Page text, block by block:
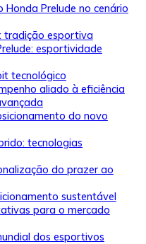
Prelude no cenário
tradição esportiva
esportividade
tecnológico
aliado à eficiência
do novo
tecnologias
do prazer ao
sustentável
para o mercado
dos esportivos